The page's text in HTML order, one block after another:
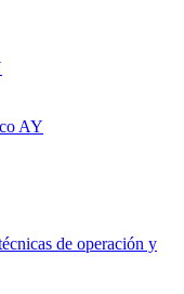
AY
de operación y